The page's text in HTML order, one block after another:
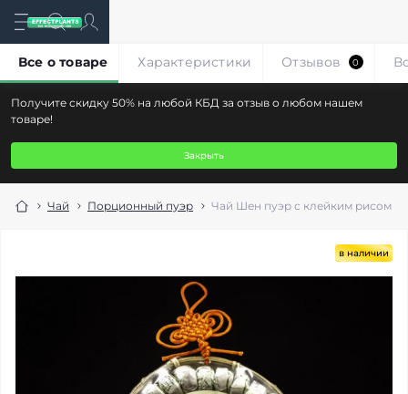
Получите скидку 50% на любой КБД за отзыв о любом нашем
товаре!
Закрыть
Чай Порционный пуэр Чай Шен пуэр с клейким рисом в
Все о товаре Характеристики Отзывов 0
в наличии